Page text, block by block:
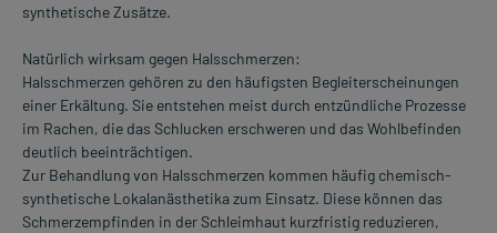
synthetische Zusätze.
Natürlich wirksam gegen Halsschmerzen:
Halsschmerzen gehören zu den häufigsten Begleiterscheinungen
einer Erkältung. Sie entstehen meist durch entzündliche Prozesse
im Rachen, die das Schlucken erschweren und das Wohlbefinden
deutlich beeinträchtigen.
Zur Behandlung von Halsschmerzen kommen häufig chemisch-
synthetische Lokalanästhetika zum Einsatz. Diese können das
Schmerzempfinden in der Schleimhaut kurzfristig reduzieren,